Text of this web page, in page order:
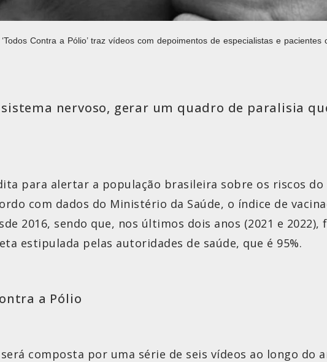
Contra a Pólio’ traz vídeos com depoimentos de especialistas e
nervoso, gerar um quadro de paralisia
para alertar a população brasileira sobre os riscos
com dados do Ministério da Saúde, o índice de
2016, sendo que, nos últimos dois anos (2021 e 2022),
estipulada pelas autoridades de saúde, que é 95%.
a Pólio
composta por uma série de seis vídeos ao longo do